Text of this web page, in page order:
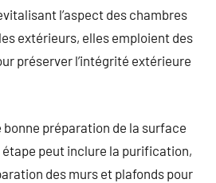
l’aspect des chambres
extérieurs, elles emploient des
préserver l’intégrité extérieure
bonne préparation de la surface
peut inclure la purification,
des murs et plafonds pour